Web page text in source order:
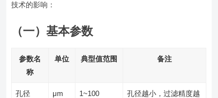
技术的影响：
（一）基本参数
参数名
称
单位 典型值范围 备注
孔径 μm 1~100
孔径越小，过滤精度越